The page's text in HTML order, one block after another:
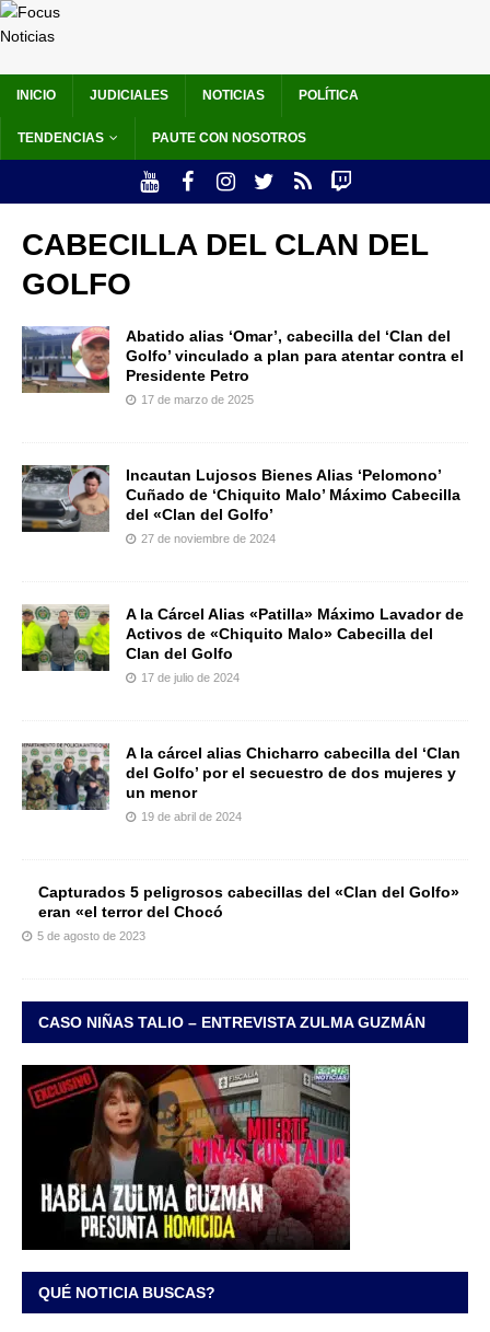
INICIO JUDICIALES NOTICIAS POLÍTICA
TENDENCIAS PAUTE CON NOSOTROS
CABECILLA DEL CLAN DEL
GOLFO
Abatido alias ‘Omar’, cabecilla del ‘Clan del
Golfo’ vinculado a plan para atentar contra el
Presidente Petro
17 de marzo de 2025
Incautan Lujosos Bienes Alias ‘Pelomono’
Cuñado de ‘Chiquito Malo’ Máximo Cabecilla
del «Clan del Golfo’
27 de noviembre de 2024
A la Cárcel Alias «Patilla» Máximo Lavador de
Activos de «Chiquito Malo» Cabecilla del
Clan del Golfo
17 de julio de 2024
A la cárcel alias Chicharro cabecilla del ‘Clan
del Golfo’ por el secuestro de dos mujeres y
un menor
19 de abril de 2024
Capturados 5 peligrosos cabecillas del «Clan del Golfo»
eran «el terror del Chocó
5 de agosto de 2023
CASO NIÑAS TALIO – ENTREVISTA ZULMA GUZMÁN
QUÉ NOTICIA BUSCAS?